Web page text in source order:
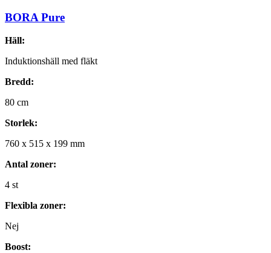
BORA Pure
Häll:
Induktionshäll med fläkt
Bredd:
80 cm
Storlek:
760 x 515 x 199 mm
Antal zoner:
4 st
Flexibla zoner:
Nej
Boost: